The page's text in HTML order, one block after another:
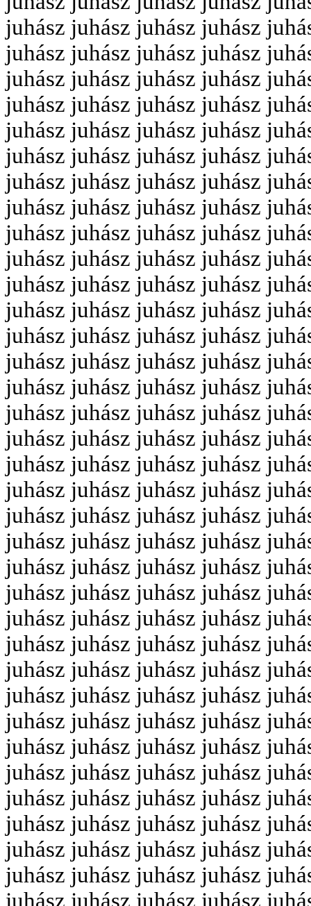
juhász juhász juhász juhász
juhász juhász juhász juhász
juhász juhász juhász juhász
juhász juhász juhász juhász
juhász juhász juhász juhász
juhász juhász juhász juhász
juhász juhász juhász juhász
juhász juhász juhász juhász
juhász juhász juhász juhász
juhász juhász juhász juhász
juhász juhász juhász juhász
juhász juhász juhász juhász
juhász juhász juhász juhász
juhász juhász juhász juhász
juhász juhász juhász juhász
juhász juhász juhász juhász
juhász juhász juhász juhász
juhász juhász juhász juhász
juhász juhász juhász juhász
juhász juhász juhász juhász
juhász juhász juhász juhász
juhász juhász juhász juhász
juhász juhász juhász juhász
juhász juhász juhász juhász
juhász juhász juhász juhász
juhász juhász juhász juhász
juhász juhász juhász juhász
juhász juhász juhász juhász
juhász juhász juhász juhász
juhász juhász juhász juhász
juhász juhász juhász juhász
juhász juhász juhász juhász
juhász juhász juhász juhász
juhász juhász juhász juhász
juhász juhász juhász juhász